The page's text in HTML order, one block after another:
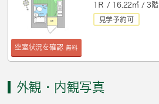
空室状況を確認 無料
1Ｒ / 16.22㎡ / 3階
見学予約可
外観・内観写真